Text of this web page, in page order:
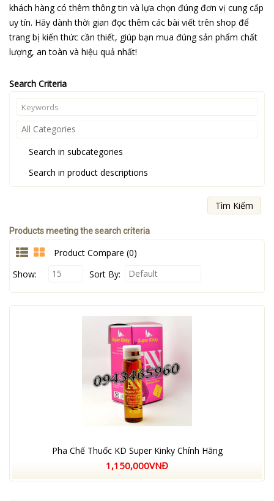
khách hàng có thêm thông tin và lựa chọn đúng đơn vị cung cấp
uy tín. Hãy dành thời gian đọc thêm các bài viết trên shop để
trang bị kiến thức cần thiết, giúp bạn mua đúng sản phẩm chất
lượng, an toàn và hiệu quả nhất!
Search Criteria
All Categories
Search in subcategories
Search in product descriptions
Products meeting the search criteria
Product Compare (0)
Show:
15 Sort By: Default
Pha Chế Thuốc KD Super Kinky Chính Hãng
1,150,000VNĐ